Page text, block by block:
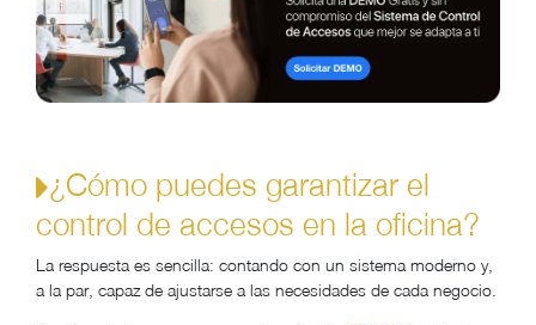
¿Cómo puedes garantizar el
control de accesos en la oficina?
La respuesta es sencilla: contando con un sistema moderno y,
a la par, capaz de ajustarse a las necesidades de cada negocio.